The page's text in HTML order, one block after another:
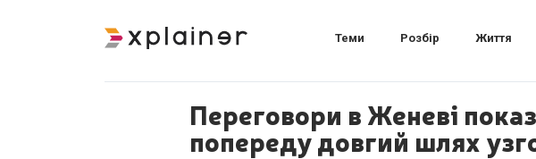
Теми Розбір Життя
Переговори в Женеві
попереду довгий шлях